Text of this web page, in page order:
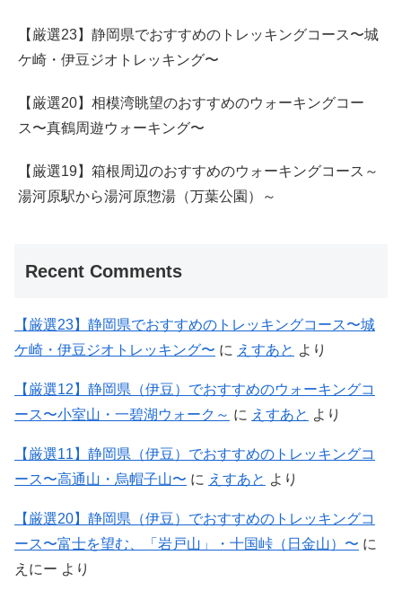
【厳選23】静岡県でおすすめのトレッキングコース〜城
ケ崎・伊豆ジオトレッキング〜
【厳選20】相模湾眺望のおすすめのウォーキングコー
ス〜真鶴周遊ウォーキング〜
【厳選19】箱根周辺のおすすめのウォーキングコース～
湯河原駅から湯河原惣湯（万葉公園）～
Recent Comments
【厳選23】静岡県でおすすめのトレッキングコース〜城
ケ崎・伊豆ジオトレッキング〜 に えすあと より
【厳選12】静岡県（伊豆）でおすすめのウォーキングコ
ース〜小室山・一碧湖ウォーク～ に えすあと より
【厳選11】静岡県（伊豆）でおすすめのトレッキングコ
ース〜高通山・烏帽子山〜 に えすあと より
【厳選20】静岡県（伊豆）でおすすめのトレッキングコ
ース〜富士を望む、「岩戸山」・十国峠（日金山）〜 に
えにー より